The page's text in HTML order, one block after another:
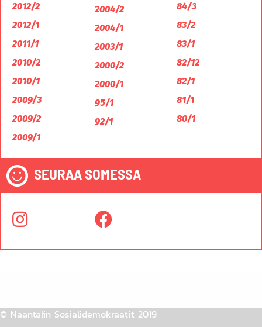
2012/2
2012/1
2011/1
2010/2
2010/1
2009/3
2009/2
2009/1
2004/2
2004/1
2003/1
2000/2
2000/1
95/1
92/1
84/3
83/2
83/1
82/12
82/1
81/1
80/1
SEURAA SOMESSA
© Naantalin Sosialidemokraatit 2019